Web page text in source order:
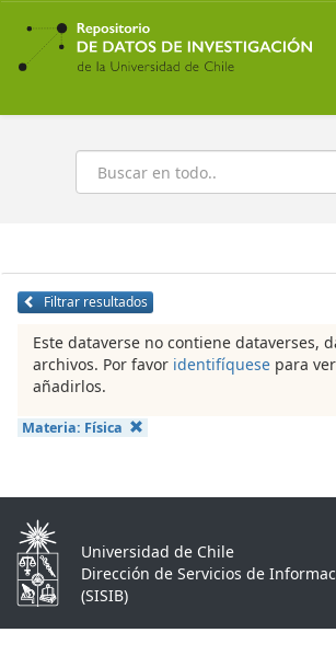
Ir
contenido
principal
Buscar
Filtrar resultados
Este dataverse no contiene dataverses,
archivos. Por favor identifíquese para
añadirlos.
Materia: Física
Universidad de Chile
Dirección de Servicios de
(SISIB)